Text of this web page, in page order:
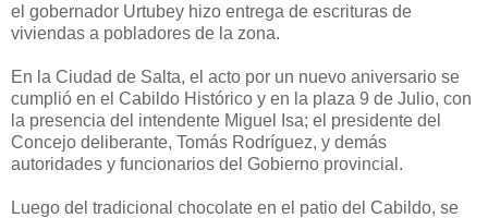
el gobernador Urtubey hizo entrega de escrituras de
viviendas a pobladores de la zona.
En la Ciudad de Salta, el acto por un nuevo aniversario se
cumplió en el Cabildo Histórico y en la plaza 9 de Julio, con
la presencia del intendente Miguel Isa; el presidente del
Concejo deliberante, Tomás Rodríguez, y demás
autoridades y funcionarios del Gobierno provincial.
Luego del tradicional chocolate en el patio del Cabildo, se